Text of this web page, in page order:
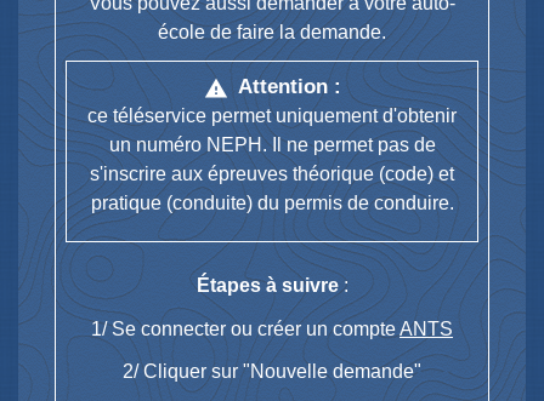
école de faire la demande.
warning Attention :
ce téléservice permet uniquement d'obtenir
un numéro NEPH. Il ne permet pas de
s'inscrire aux épreuves théorique (code) et
pratique (conduite) du permis de conduire.
Étapes à suivre:
1/ Se connecter ou créer un compteANTS
2/ Cliquer sur "Nouvelle demande"